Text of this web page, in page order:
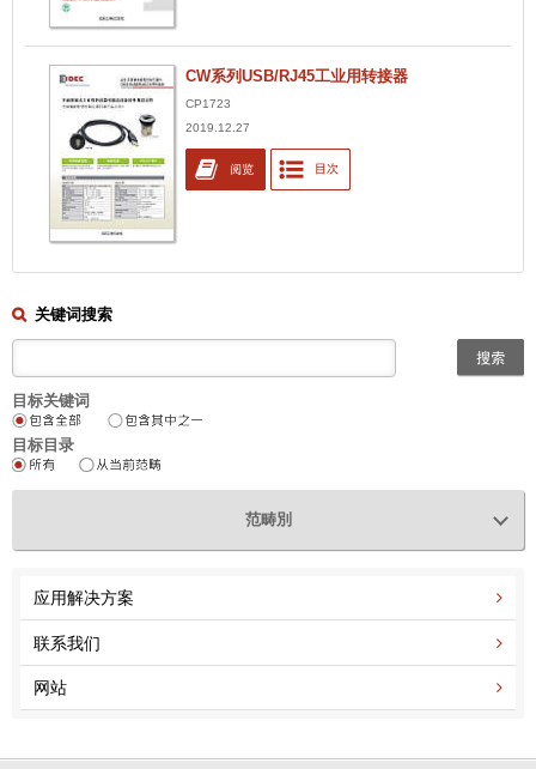
CW系列USB/RJ45工业用转接器
CP1723
2019.12.27
关键词搜索
目标关键词
目标目录
范畴別
应用解决方案
联系我们
网站